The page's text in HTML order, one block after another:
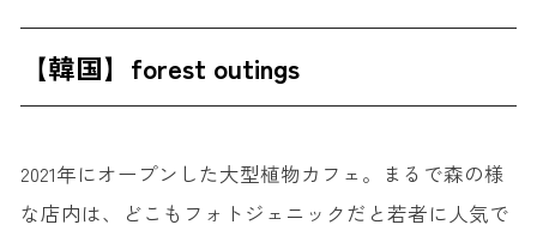
【韓国】forest outings
2021年にオープンした大型植物カフェ。まるで森の様
な店内は、どこもフォトジェニックだと若者に人気で